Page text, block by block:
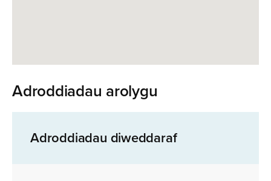
Adroddiadau arolygu
Adroddiadau diweddaraf